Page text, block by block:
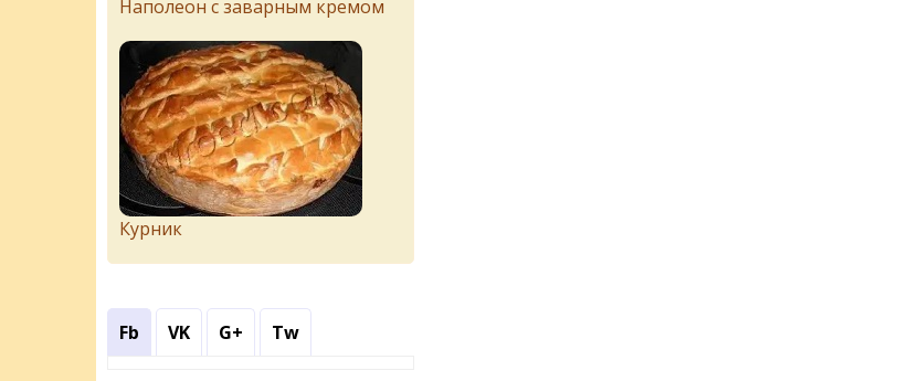
Наполеон с заварным кремом
Курник
Fb VK G+ Tw